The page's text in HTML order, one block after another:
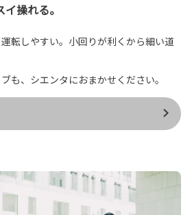
操れる。
転しやすい。小回りが利くから細い道
も、シエンタにおまかせください。